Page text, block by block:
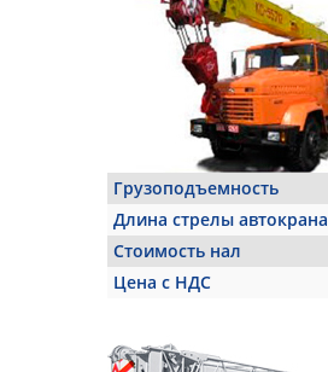
Грузоподъемность
Длина стрелы автокрана
Стоимость нал
Цена с НДС